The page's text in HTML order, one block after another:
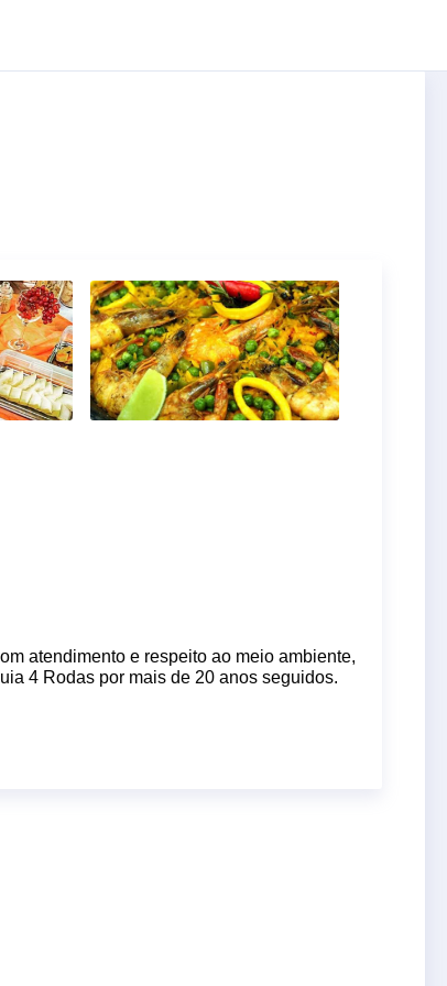
atendimento e respeito ao meio ambiente,
4 Rodas por mais de 20 anos seguidos.